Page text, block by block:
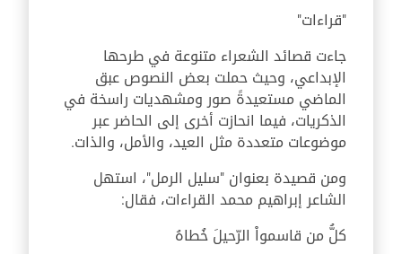
"قراءات"
جاءت قصائد الشعراء متنوعة في طرحها
الإبداعي، وحيث حملت بعض النصوص عبق
الماضي مستعيدةً صور ومشهديات راسخة في
الذكريات، فيما انحازت أخرى إلى الحاضر عبر
موضوعات متعددة مثل العيد، والأمل، والذات.
ومن قصيدة بعنوان "سليل الرمل"، استهل
الشاعر إبراهيم محمد القراءات، فقال:
كلُّ من قاسمواْ الرّحيلَ خُطاهُ